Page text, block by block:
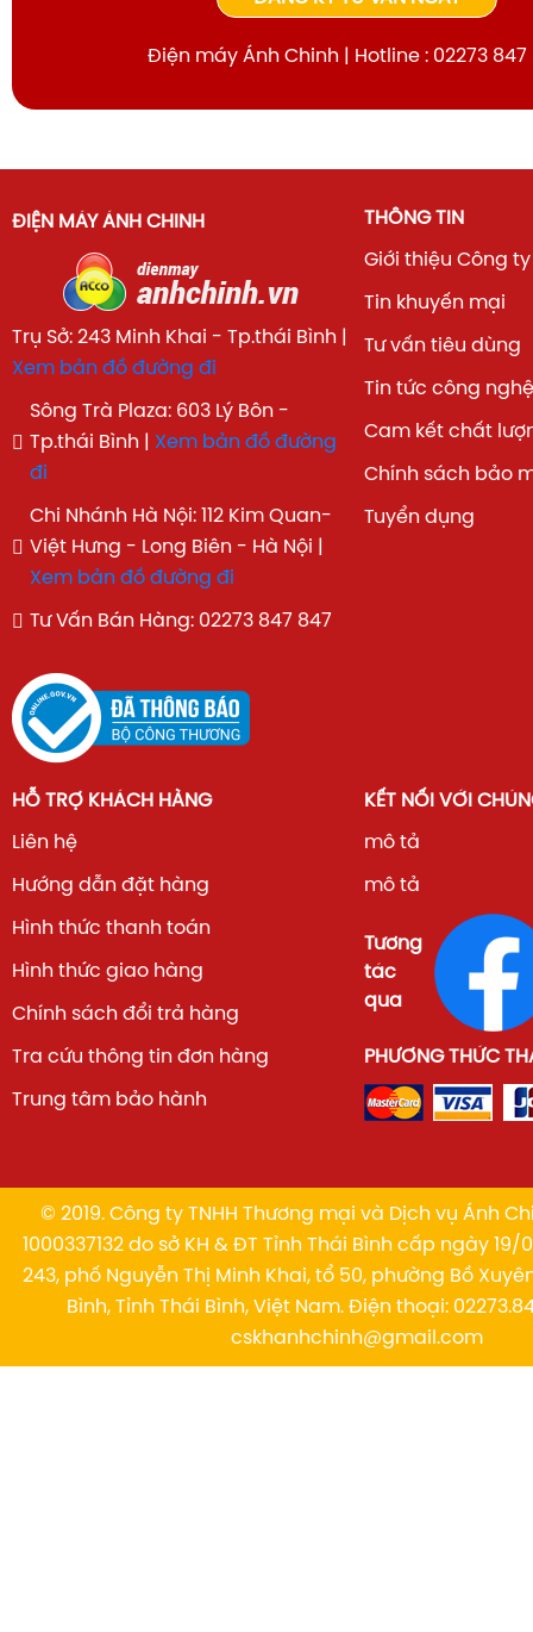
Điện máy Ánh Chinh | Hotline : 02273 847
ĐIỆN MÁY ÁNH CHINH
Trụ Sở: 243 Minh Khai - Tp.thái Bình |
Xem bản đồ đường đi
Sông Trà Plaza: 603 Lý Bôn -
Tp.thái Bình | Xem bản đồ đường
đi
Chi Nhánh Hà Nội: 112 Kim Quan-
Việt Hưng - Long Biên - Hà Nội |
Xem bản đồ đường đi
Tư Vấn Bán Hàng: 02273 847 847
THÔNG TIN
Giới thiệu Công ty
Tin khuyến mại
Tư vấn tiêu dùng
Tin tức công nghệ
Cam kết chất
Chính sách bảo
Tuyển dụng
HỖ TRỢ KHÁCH HÀNG
Liên hệ
Hướng dẫn đặt hàng
Hình thức thanh toán
Hình thức giao hàng
Chính sách đổi trả hàng
Tra cứu thông tin đơn hàng
Trung tâm bảo hành
KẾT NỐI VỚI
mô tả
mô tả
Tương
tác
qua
PHƯƠNG THỨC
© 2019. Công ty TNHH Thương mại và Dịch vụ Ánh
1000337132 do sở KH & ĐT Tỉnh Thái Bình cấp ngày 19/
243, phố Nguyễn Thị Minh Khai, tổ 50, phường Bồ
Bình, Tỉnh Thái Bình, Việt Nam. Điện thoại:
cskhanhchinh@gmail.com